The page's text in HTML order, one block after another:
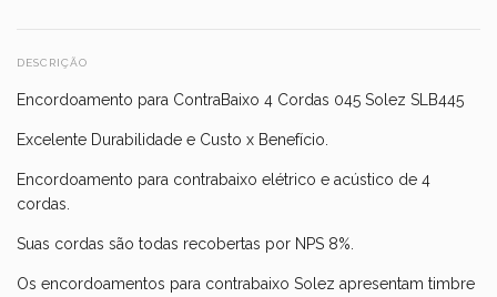
DESCRIÇÃO
Encordoamento para ContraBaixo 4 Cordas 045 Solez SLB445
Excelente Durabilidade e Custo x Benefício.
Encordoamento para contrabaixo elétrico e acústico de 4
cordas.
Suas cordas são todas recobertas por NPS 8%.
Os encordoamentos para contrabaixo Solez apresentam timbre